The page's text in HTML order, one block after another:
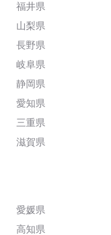
福井県
山梨県
長野県
岐阜県
静岡県
愛知県
三重県
滋賀県
愛媛県
高知県